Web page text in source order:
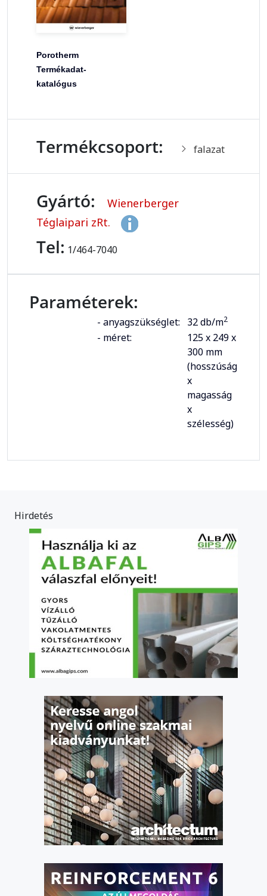
Porotherm
Termékadat-
katalógus
Termékcsoport: falazat
Gyártó:
Wienerberger
Téglaipari zRt.
Tel: 1/464-7040
Paraméterek:
- anyagszükséglet: 32 db/m2
- méret:
125 x 249 x
300 mm
(hosszúság
x
magasság
x
szélesség)
Hirdetés